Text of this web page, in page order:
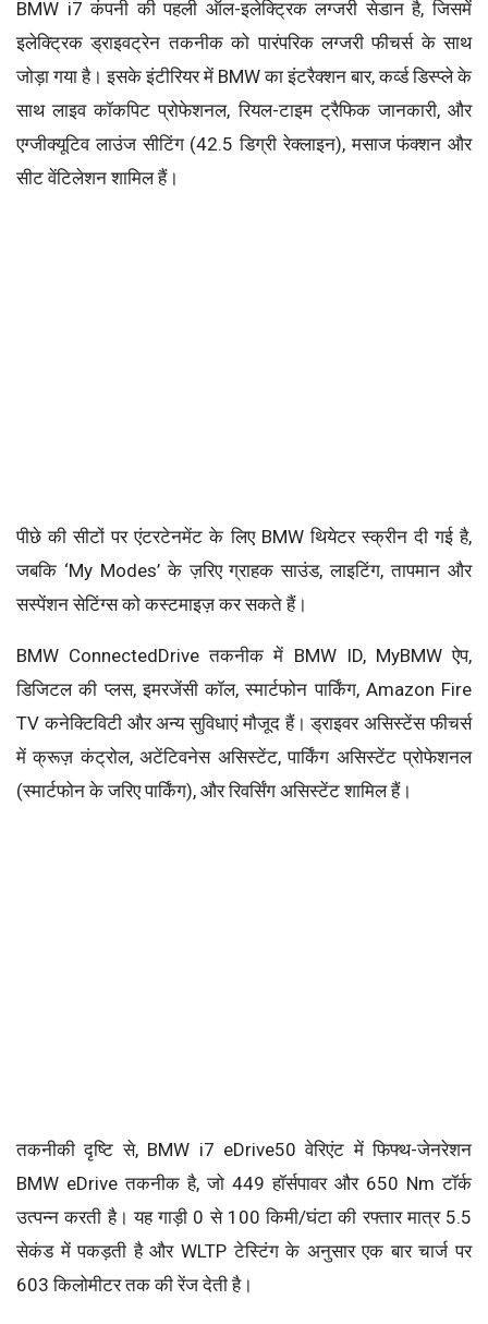
BMW i7 कंपनी की पहली ऑल-इलेक्ट्रिक लग्जरी सेडान है, जिसमें
इलेक्ट्रिक ड्राइवट्रेन तकनीक को पारंपरिक लग्जरी फीचर्स के साथ
जोड़ा गया है। इसके इंटीरियर में BMW का इंटरैक्शन बार, कर्व्ड डिस्प्ले के
साथ लाइव कॉकपिट प्रोफेशनल, रियल-टाइम ट्रैफिक जानकारी, और
एग्जीक्यूटिव लाउंज सीटिंग (42.5 डिग्री रेक्लाइन), मसाज फंक्शन और
सीट वेंटिलेशन शामिल हैं।
पीछे की सीटों पर एंटरटेनमेंट के लिए BMW थियेटर स्क्रीन दी गई है,
जबकि ‘My Modes’ के ज़रिए ग्राहक साउंड, लाइटिंग, तापमान और
सस्पेंशन सेटिंग्स को कस्टमाइज़ कर सकते हैं।
BMW ConnectedDrive तकनीक में BMW ID, MyBMW ऐप,
डिजिटल की प्लस, इमरजेंसी कॉल, स्मार्टफोन पार्किंग, Amazon Fire
TV कनेक्टिविटी और अन्य सुविधाएं मौजूद हैं। ड्राइवर असिस्टेंस फीचर्स
में क्रूज़ कंट्रोल, अटेंटिवनेस असिस्टेंट, पार्किंग असिस्टेंट प्रोफेशनल
(स्मार्टफोन के जरिए पार्किंग), और रिवर्सिंग असिस्टेंट शामिल हैं।
तकनीकी दृष्टि से, BMW i7 eDrive50 वेरिएंट में फिफ्थ-जेनरेशन
BMW eDrive तकनीक है, जो 449 हॉर्सपावर और 650 Nm टॉर्क
उत्पन्न करती है। यह गाड़ी 0 से 100 किमी/घंटा की रफ्तार मात्र 5.5
सेकंड में पकड़ती है और WLTP टेस्टिंग के अनुसार एक बार चार्ज पर
603 किलोमीटर तक की रेंज देती है।